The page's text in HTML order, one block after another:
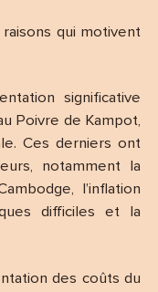
qui motivent
significative
Poivre de Kampot,
Ces derniers ont
notamment la
l’inflation
difficiles et la
des coûts du